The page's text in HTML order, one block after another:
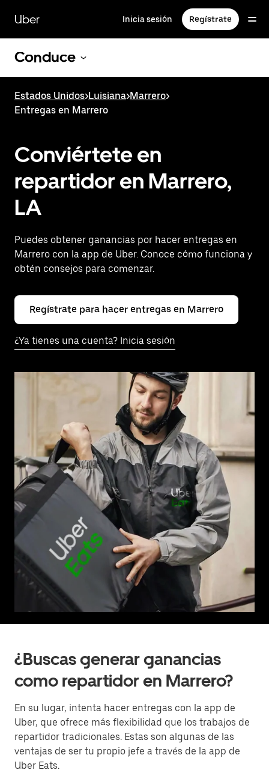
contenido
principal
Uber Inicia sesión Regístrate
Conduce
Estados Unidos>Luisiana>Marrero>
Entregas en Marrero
Conviértete en
repartidor en Marrero,
LA
Puedes obtener ganancias por hacer entregas en
Marrero con la app de Uber. Conoce cómo funciona y
obtén consejos para comenzar.
Regístrate para hacer entregas en Marrero
¿Ya tienes una cuenta? Inicia sesión
¿Buscas generar ganancias
como repartidor en Marrero?
En su lugar, intenta hacer entregas con la app de
Uber, que ofrece más flexibilidad que los trabajos de
repartidor tradicionales. Estas son algunas de las
ventajas de ser tu propio jefe a través de la app de
Uber Eats.